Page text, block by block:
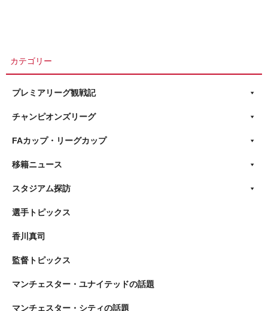
カテゴリー
プレミアリーグ観戦記
チャンピオンズリーグ
FAカップ・リーグカップ
移籍ニュース
スタジアム探訪
選手トピックス
香川真司
監督トピックス
マンチェスター・ユナイテッドの話題
マンチェスター・シティの話題